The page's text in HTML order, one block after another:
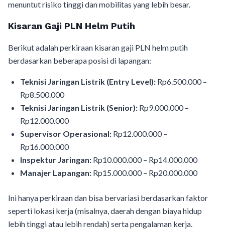
menuntut risiko tinggi dan mobilitas yang lebih besar.
Kisaran Gaji PLN Helm Putih
Berikut adalah perkiraan kisaran gaji PLN helm putih
berdasarkan beberapa posisi di lapangan:
Teknisi Jaringan Listrik (Entry Level): Rp6.500.000 –
Rp8.500.000
Teknisi Jaringan Listrik (Senior): Rp9.000.000 –
Rp12.000.000
Supervisor Operasional: Rp12.000.000 –
Rp16.000.000
Inspektur Jaringan: Rp10.000.000 – Rp14.000.000
Manajer Lapangan: Rp15.000.000 – Rp20.000.000
Ini hanya perkiraan dan bisa bervariasi berdasarkan faktor
seperti lokasi kerja (misalnya, daerah dengan biaya hidup
lebih tinggi atau lebih rendah) serta pengalaman kerja.